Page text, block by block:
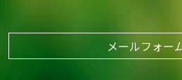
メールフォー